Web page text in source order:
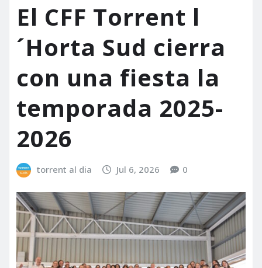
El CFF Torrent l
´Horta Sud cierra
con una fiesta la
temporada 2025-
2026
torrent al dia Jul 6, 2026 0